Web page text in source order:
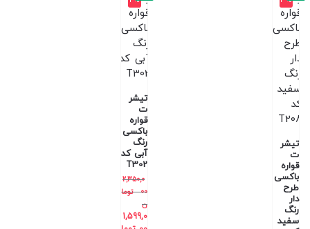
تیشر
ت
قواره
باکسی
طرح
دار
رنگ
سفید
تیشر
ت
قواره
باکسی
رنگ
آبی کد
T302
2,350,0
00
توما
ن
1,599,0